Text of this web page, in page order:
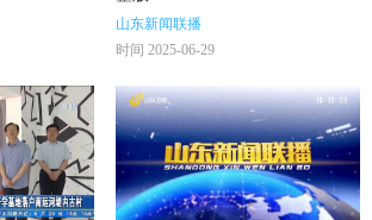
山东新闻联播
时间 2025-06-29